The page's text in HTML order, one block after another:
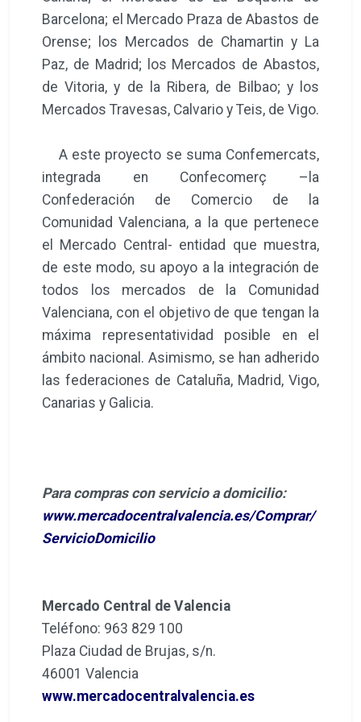
Barcelona; el Mercado Praza de Abastos de
Orense; los Mercados de Chamartin y La
Paz, de Madrid; los Mercados de Abastos,
de Vitoria, y de la Ribera, de Bilbao; y los
Mercados Travesas, Calvario y Teis, de Vigo.
A este proyecto se suma Confemercats,
integrada en Confecomerç –la
Confederación de Comercio de la
Comunidad Valenciana, a la que pertenece
el Mercado Central- entidad que muestra,
de este modo, su apoyo a la integración de
todos los mercados de la Comunidad
Valenciana, con el objetivo de que tengan la
máxima representatividad posible en el
ámbito nacional. Asimismo, se han adherido
las federaciones de Cataluña, Madrid, Vigo,
Canarias y Galicia.
Para compras con servicio a domicilio:
www.mercadocentralvalencia.es/Comprar/
ServicioDomicilio
Mercado Central de Valencia
Teléfono: 963 829 100
Plaza Ciudad de Brujas, s/n.
46001 Valencia
www.mercadocentralvalencia.es